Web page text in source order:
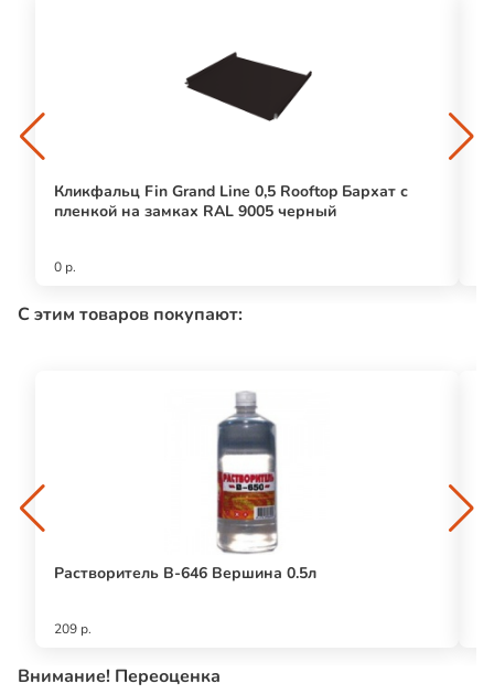
Кликфальц Fin Grand Line 0,5 Rooftop Бархат с
пленкой на замках RAL 9005 черный
0 р.
С этим товаров покупают:
Растворитель В-646 Вершина 0.5л
209 р.
Внимание! Переоценка